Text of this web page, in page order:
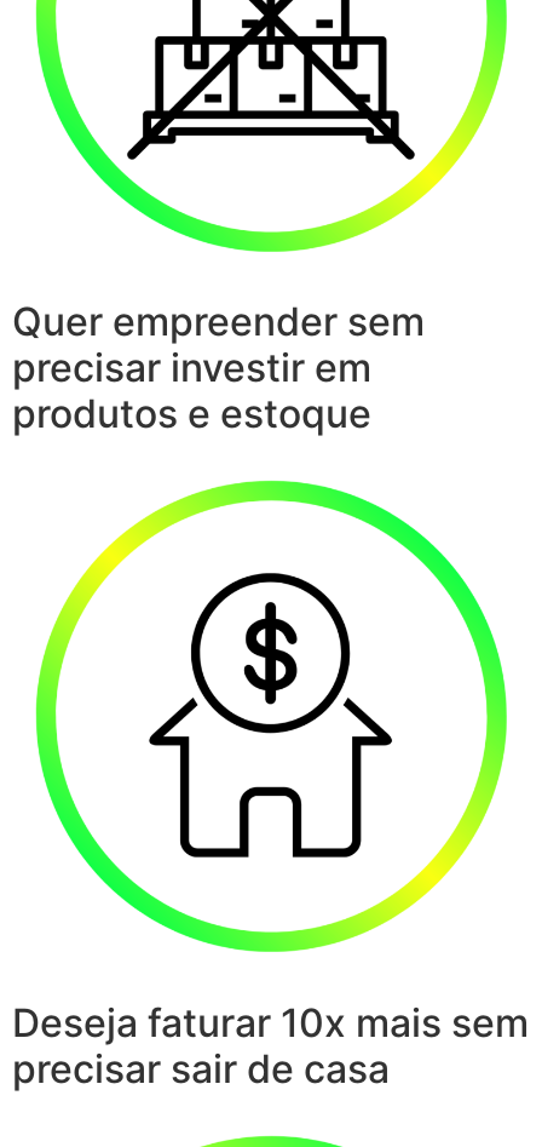
Quer empreender sem
precisar investir em
produtos e estoque
Deseja faturar 10x mais sem
precisar sair de casa